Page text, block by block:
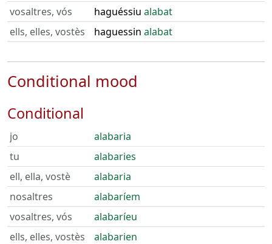
vosaltres, vós
haguéssiu alabat
ells, elles, vostès
haguessin alabat
Conditional mood
Conditional
jo
alabaria
tu
alabaries
ell, ella, vostè
alabaria
nosaltres
alabaríem
vosaltres, vós
alabaríeu
ells, elles, vostès
alabarien